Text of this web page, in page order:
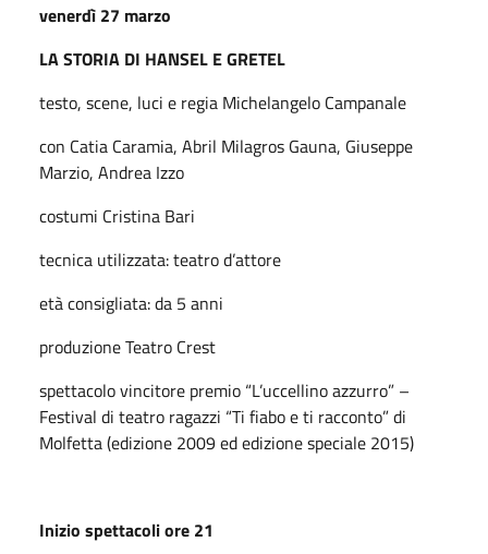
venerdì 27 marzo
LA STORIA DI HANSEL E GRETEL
testo, scene, luci e regia Michelangelo Campanale
con Catia Caramia, Abril Milagros Gauna, Giuseppe
Marzio, Andrea Izzo
costumi Cristina Bari
tecnica utilizzata: teatro d’attore
età consigliata: da 5 anni
produzione Teatro Crest
spettacolo vincitore premio “L’uccellino azzurro” –
Festival di teatro ragazzi “Ti fiabo e ti racconto” di
Molfetta (edizione 2009 ed edizione speciale 2015)
Inizio spettacoli ore 21